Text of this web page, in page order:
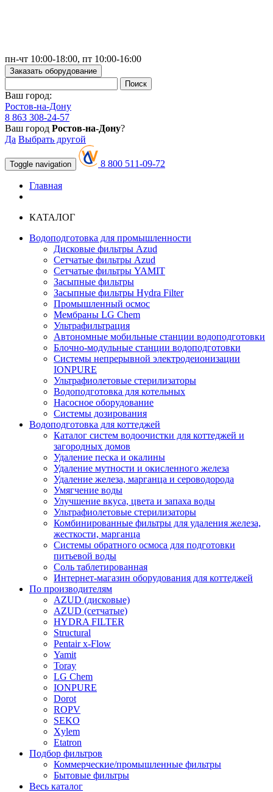
пн-чт 10:00-18:00, пт 10:00-16:00
Заказать оборудование
Ваш город:
Ростов-на-Дону
8 863 308-24-57
Ваш город Ростов-на-Дону?
Да Выбрать другой
Toggle navigation 8 800 511-09-72
Главная
КАТАЛОГ
Водоподготовка для промышленности
Дисковые фильтры Azud
Сетчатые фильтры Azud
Сетчатые фильтры YAMIT
Засыпные фильтры
Засыпные фильтры Hydra Filter
Промышленный осмос
Мембраны LG Chem
Ультрафильтрация
Автономные мобильные станции водоподготовки
Блочно-модульные станции водоподготовки
Системы непрерывной электродеионизации
IONPURE
Ультрафиолетовые стерилизаторы
Водоподготовка для котельных
Насосное оборудование
Системы дозирования
Водоподготовка для коттеджей
Каталог систем водоочистки для коттеджей и
загородных домов
Удаление песка и окалины
Удаление мутности и окисленного железа
Удаление железа, марганца и сероводорода
Умягчение воды
Улучшение вкуса, цвета и запаха воды
Ультрафиолетовые стерилизаторы
Комбинированные фильтры для удаления железа,
жесткости, марганца
Системы обратного осмоса для подготовки
питьевой воды
Соль таблетированная
Интернет-магазин оборудования для коттеджей
По производителям
AZUD (дисковые)
AZUD (сетчатые)
HYDRA FILTER
Structural
Pentair x-Flow
Yamit
Toray
LG Chem
IONPURE
Dorot
ROPV
SEKO
Xylem
Etatron
Подбор фильтров
Коммерческие/промышленные фильтры
Бытовые фильтры
Весь каталог